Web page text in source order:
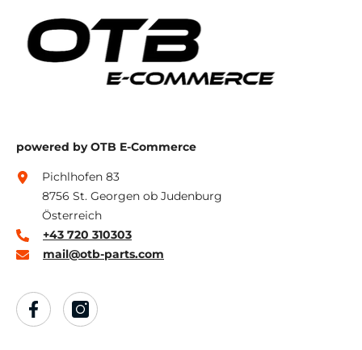
powered by OTB E-Commerce
Pichlhofen 83
8756 St. Georgen ob Judenburg
Österreich
+43 720 310303
mail@otb-parts.com